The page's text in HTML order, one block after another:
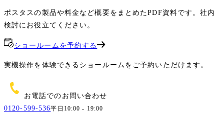
ポスタスの製品や料金など概要をまとめたPDF資料です。社内
検討にお役立てください。
ショールームを予約する
実機操作を体験できるショールームをご予約いただけます。
お電話でのお問い合わせ
0120-599-536平日10:00 - 19:00